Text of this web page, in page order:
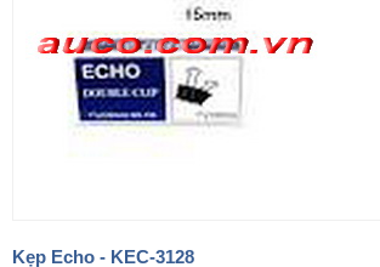
Kẹp Echo - KEC-3128